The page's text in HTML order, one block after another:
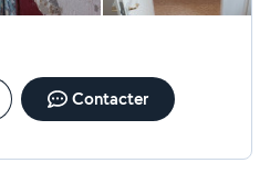
Contacter